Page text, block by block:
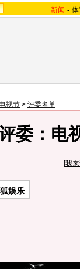
新闻 -
视节 > 评委名单
委：电
[我
娱乐